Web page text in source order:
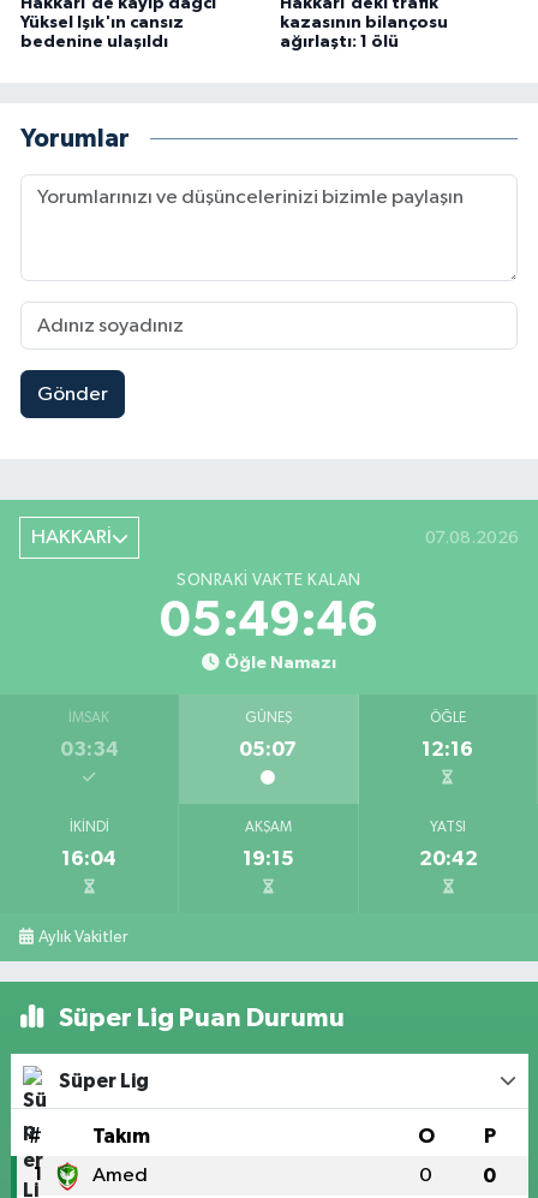
Hakkari'de kayıp dağcı
Yüksel Işık'ın cansız
bedenine ulaşıldı
Hakkari'deki trafik
kazasının bilançosu
ağırlaştı: 1 ölü
Yorumlar
Gönder
HAKKARİ 07.08.2026
SONRAKI VAKTE KALAN
05:49:45
Öğle Namazı
İMSAK
03:34
GÜNEŞ
05:07
ÖĞLE
12:16
İKINDI
16:04
AKŞAM
19:15
YATSI
20:42
Aylık Vakitler
Süper Lig Puan Durumu
Süper Lig
# Takım O P
1 Amed 0 0